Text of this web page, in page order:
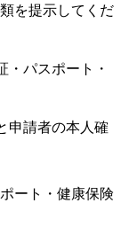
提示してくだ
・パスポート・
申請者の本人確
・健康保険